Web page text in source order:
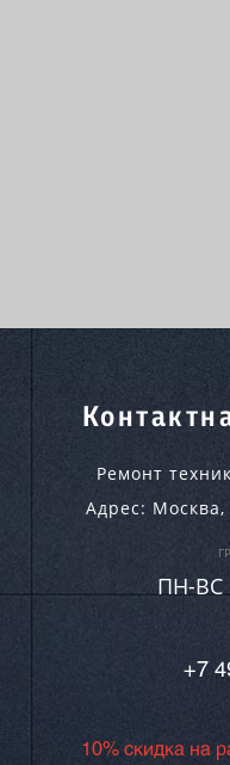
Ремонт
Адрес: Москва,
ПН-ВC
+7
10% скидка на